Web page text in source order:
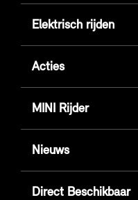
Elektrisch rijden
Acties
MINI Rijder
Nieuws
Direct Beschikbaar